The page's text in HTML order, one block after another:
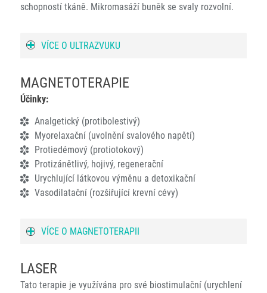
schopností tkáně. Mikromasáží buněk se svaly rozvolní.
VÍCE O ULTRAZVUKU
MAGNETOTERAPIE
Účinky:
Analgetický (protibolestivý)
Myorelaxační (uvolnění svalového napětí)
Protiedémový (protiotokový)
Protizánětlivý, hojivý, regenerační
Urychlující látkovou výměnu a detoxikační
Vasodilatační (rozšiřující krevní cévy)
VÍCE O MAGNETOTERAPII
LASER
Tato terapie je využívána pro své biostimulační (urychlení